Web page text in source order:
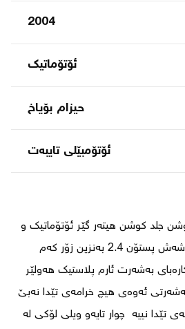
2004
ئۆتۆماتیک
حیزام بۆیاخ
ئۆتۆمبێلی تایبه‌ت